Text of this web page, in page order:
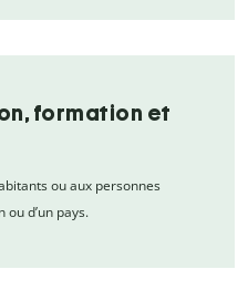
formation et
ou aux personnes
ou d’un pays.